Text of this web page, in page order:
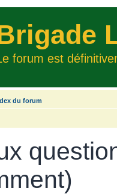
forum est
du forum